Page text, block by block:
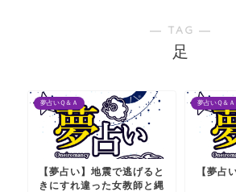
― TAG ―
足
夢占いＱ＆Ａ
【夢占い】地震で逃げると
きにすれ違った女教師と縄
夢占いＱ＆Ａ
【夢占